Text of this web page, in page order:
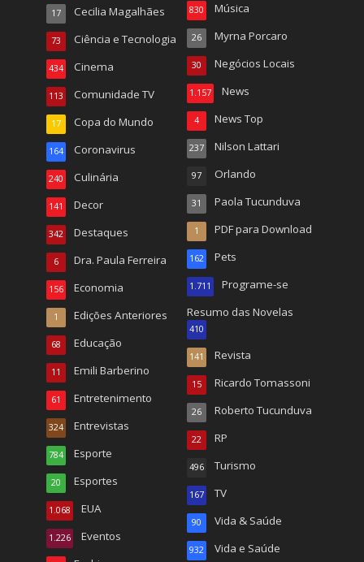
Cecilia Magalhães
17
Ciência e Tecnologia
73
Cinema
434
Comunidade TV
113
Copa do Mundo
17
Coronavirus
164
Culinária
240
Decor
141
Destaques
342
Dra. Paula Ferreira
6
Economia
156
Edições Anteriores
1
Educação
68
Emili Barberino
11
Entretenimento
61
Entrevistas
324
Esporte
784
Esportes
20
EUA
1.068
Eventos
1.226
Música
830
Myrna Porcaro
26
Negócios Locais
30
News
1.157
News Top
4
Nilson Lattari
237
Orlando
97
Paola Tucunduva
31
PDF para Download
1
Pets
162
Programe-se
1.711
Resumo das Novelas
410
Revista
141
Ricardo Tomassoni
15
Roberto Tucunduva
26
RP
22
Turismo
496
TV
167
Vida & Saúde
90
Vida e Saúde
932